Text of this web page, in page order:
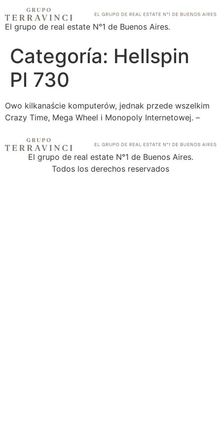
El grupo de real estate N°1 de Buenos Aires.
Categoría: Hellspin
Pl 730
Owo kilkanaście komputerów, jednak przede wszelkim
Crazy Time, Mega Wheel i Monopoly Internetowej. –
El grupo de real estate N°1 de Buenos Aires.
Todos los derechos reservados